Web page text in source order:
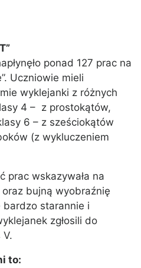
ponad 127 prac na
Uczniowie mieli
wyklejanki z różnych
4 – z prostokątów,
6 – z sześciokątów
(z wykluczeniem
prac wskazywała na
oraz bujną wyobraźnię
bardzo starannie i
zgłosili do
to: